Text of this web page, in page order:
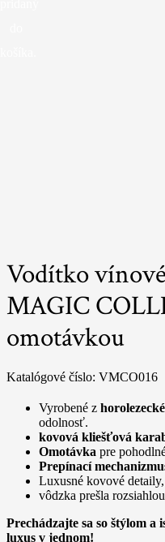
Vodítko
MAGIC
omotávkou
Katalógové číslo: VMCO016
Vyrobené z
odolnosť.
kovová kliešťová
Omotávka pre
Prepínací
Luxusné kovové
vôdzka prešla
Prechádzajte sa so štýlom
luxus v jednom!